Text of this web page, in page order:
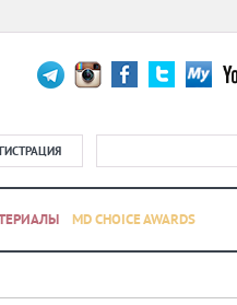
MD CHOICE AWARDS